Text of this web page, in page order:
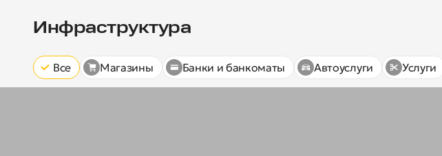
Инфраструктура
Все Магазины Банки и банкоматы Автоуслуги Услуги